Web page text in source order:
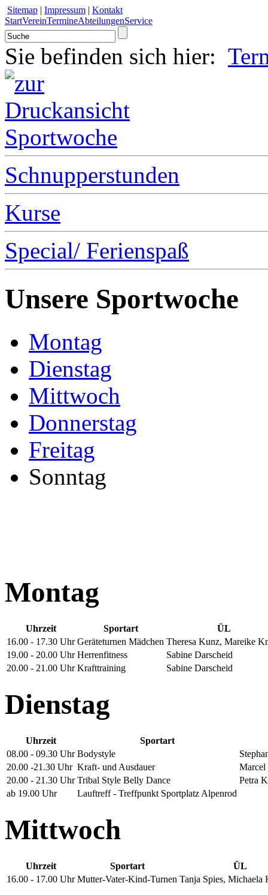
Sitemap | Impressum | Kontakt
StartVereinTermineAbteilungenService
Sie befinden sich hier:
Sportwoche
Schnupperstunden
Kurse
Special/ Ferienspaß
Unsere Sportwoche
Montag
Dienstag
Mittwoch
Donnerstag
Freitag
Sonntag
Montag
Uhrzeit Sportart
ÜL
16.00 - 17.30 Uhr Geräteturnen Mädchen Theresa Kunz, Mareike
19.00 - 20.00 Uhr Herrenfitness
Sabine Darscheid
20.00 - 21.00 Uhr Krafttraining Sabine Darscheid
Dienstag
Uhrzeit
Sportart
08.00 - 09.30 Uhr Bodystyle
20.00 -21.30 Uhr Kraft- und Ausdauer
20.00 - 21.30 Uhr Tribal Style Belly Dance
Petra
ab 19.00 Uhr
Lauftreff - Treffpunkt Sportplatz Alpenrod
Mittwoch
Uhrzeit Sportart
ÜL
16.00 - 17.00 Uhr Mutter-Vater-Kind-Turnen Tanja Spies, Michaela